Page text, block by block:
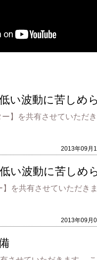
い波動に苦しめ
】を共有させていただ
2013年09月
い波動に苦しめ
を共有させていただき
2013年09月